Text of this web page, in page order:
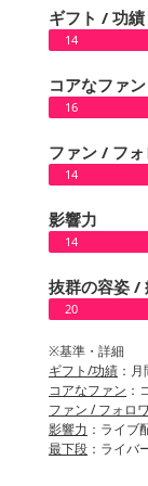
ギフト / 功績
14
コアなファン
16
ファン / フ
14
影響力
14
抜群の容姿 /
20
※基準・詳細
ギフト/功績 ：
コアなファン ：
ファン / フォロ
影響力 ：ライブ
最下段 ：ライバ